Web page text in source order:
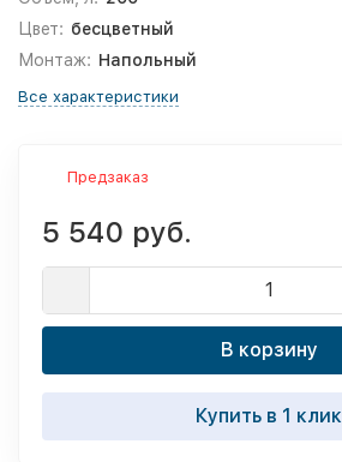
Цвет: бесцветный
Монтаж: Напольный
Все характеристики
Предзаказ
5 540 руб.
В корзину
Купить в 1 клик